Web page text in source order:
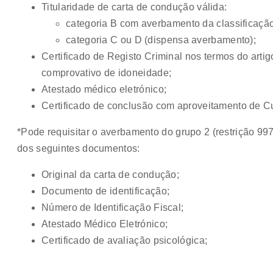
Titularidade de carta de condução válida:
categoria B com averbamento da
categoria C ou D (dispensa averbamento);
Certificado de Registo Criminal nos termos do
comprovativo de idoneidade;
Atestado médico eletrónico;
Certificado de conclusão com aproveitamento de
*Pode requisitar o averbamento do grupo 2 (restrição
dos seguintes documentos:
Original da carta de condução;
Documento de identificação;
Número de Identificação Fiscal;
Atestado Médico Eletrónico;
Certificado de avaliação psicológica;